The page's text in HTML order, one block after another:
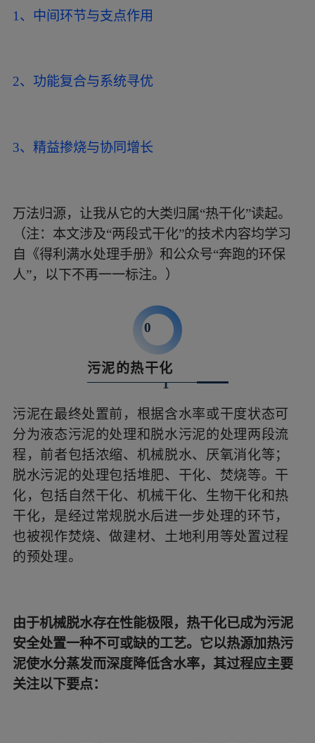
1、中间环节与支点作用
2、功能复合与系统寻优
3、精益掺烧与协同增长
万法归源，让我从它的大类归属“热干化”读起。
（注：本文涉及“两段式干化”的技术内容均学习
自《得利满水处理手册》和公众号“奔跑的环保
人”，以下不再一一标注。）
0
1
污泥的热干化
污泥在最终处置前，根据含水率或干度状态可
分为液态污泥的处理和脱水污泥的处理两段流
程，前者包括浓缩、机械脱水、厌氧消化等；
脱水污泥的处理包括堆肥、干化、焚烧等。干
化，包括自然干化、机械干化、生物干化和热
干化，是经过常规脱水后进一步处理的环节，
也被视作焚烧、做建材、土地利用等处置过程
的预处理。
由于机械脱水存在性能极限，热干化已成为污泥
安全处置一种不可或缺的工艺。它以热源加热污
泥使水分蒸发而深度降低含水率，其过程应主要
关注以下要点：